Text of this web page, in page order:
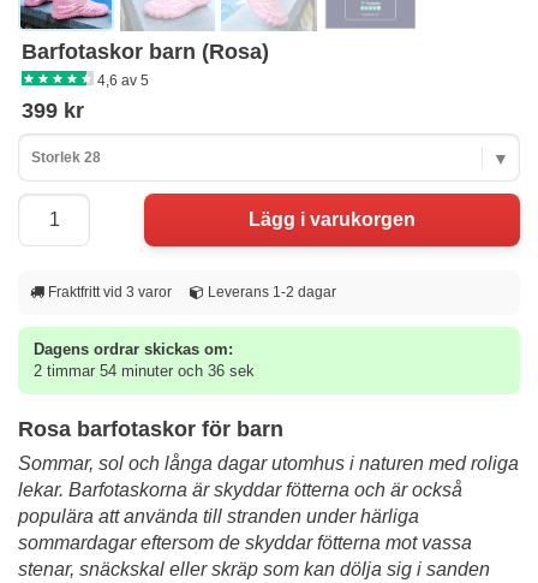
Barfotaskor barn (Rosa)
4,6 av 5
399 kr
Storlek 28
Fraktfritt vid 3 varor Leverans 1-2 dagar
Dagens ordrar skickas om:
2 timmar 54 minuter och 36 sek
Rosa barfotaskor för barn
Sommar, sol och långa dagar utomhus i naturen med roliga
lekar. Barfotaskorna är skyddar fötterna och är också
populära att använda till stranden under härliga
sommardagar eftersom de skyddar fötterna mot vassa
stenar, snäckskal eller skräp som kan dölja sig i sanden